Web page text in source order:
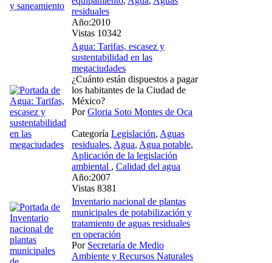
residuales
Año:2010
Vistas 10342
Agua: Tarifas, escasez y
sustentabilidad en las
megaciudades
¿Cuánto están dispuestos a pagar
los habitantes de la Ciudad de
México?
PorGloria Soto Montes de Oca
Categoría Legislación, Aguas
residuales, Agua, Agua potable,
Aplicación de la legislación
ambiental , Calidad del agua
Año:2007
Vistas 8381
Inventario nacional de plantas
municipales de potabilización y
tratamiento de aguas residuales
en operación
Por Secretaría de Medio
Ambiente y Recursos Naturales